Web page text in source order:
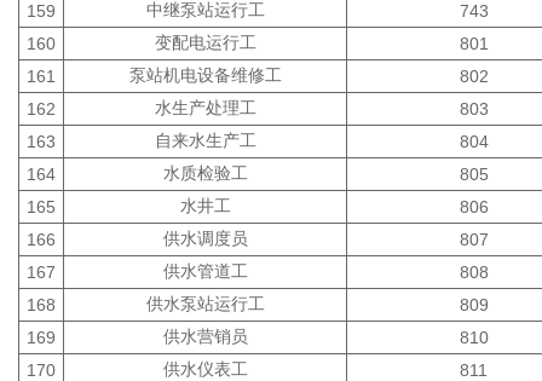
159
中继泵站运行工
743
160
变配电运行工
801
161
泵站机电设备维修工
802
162
水生产处理工
803
163
自来水生产工
804
164
水质检验工
805
165
水井工
806
166
供水调度员
807
167
供水管道工
808
168
供水泵站运行工
809
169
供水营销员
810
170
供水仪表工
811